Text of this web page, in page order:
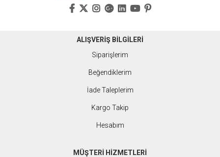
ALIŞVERİŞ BİLGİLERİ
Siparişlerim
Beğendiklerim
İade Taleplerim
Kargo Takip
Hesabım
MÜŞTERİ HİZMETLERİ